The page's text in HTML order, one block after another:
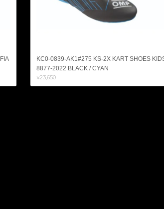
KC0-0839-AK1#275 KS-2X KART SHOES
8877-2022 BLACK / CYAN
¥23,650